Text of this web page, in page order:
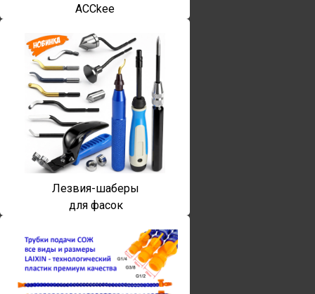
ACCkee
Лезвия-шаберы
для фасок